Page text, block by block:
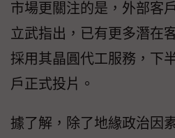
市場更關注的是，外部客
立武指出，已有更多潛在
採用其晶圓代工服務，下
戶正式投片。
據了解，除了地緣政治因